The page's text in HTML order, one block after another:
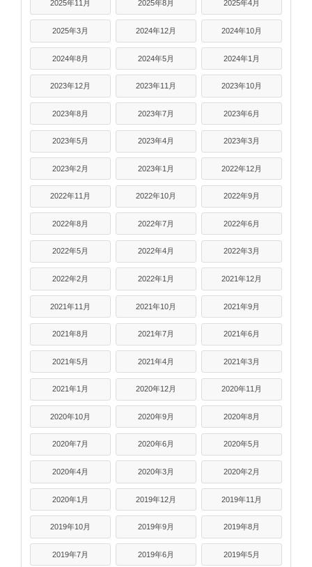
2025年11月 2025年8月 2025年4月
2025年3月 2024年12月 2024年10月
2024年8月 2024年5月 2024年1月
2023年12月 2023年11月 2023年10月
2023年8月 2023年7月 2023年6月
2023年5月 2023年4月 2023年3月
2023年2月 2023年1月 2022年12月
2022年11月 2022年10月 2022年9月
2022年8月 2022年7月 2022年6月
2022年5月 2022年4月 2022年3月
2022年2月 2022年1月 2021年12月
2021年11月 2021年10月 2021年9月
2021年8月 2021年7月 2021年6月
2021年5月 2021年4月 2021年3月
2021年1月 2020年12月 2020年11月
2020年10月 2020年9月 2020年8月
2020年7月 2020年6月 2020年5月
2020年4月 2020年3月 2020年2月
2020年1月 2019年12月 2019年11月
2019年10月 2019年9月 2019年8月
2019年7月 2019年6月 2019年5月